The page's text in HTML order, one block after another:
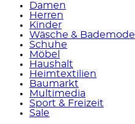
Damen
Herren
Kinder
Wäsche & Bademode
Schuhe
Möbel
Haushalt
Heimtextilien
Baumarkt
Multimedia
Sport & Freizeit
Sale